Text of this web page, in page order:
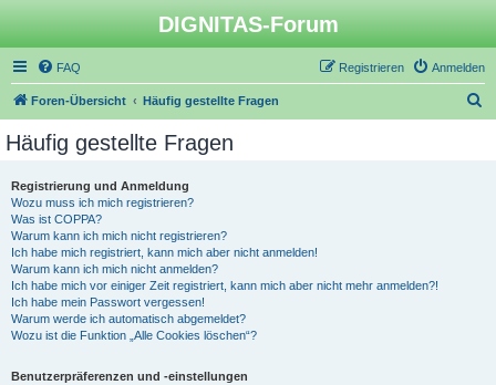
DIGNITAS-Forum
FAQ Anmelden
Registrieren
Foren-Übersicht Häufig gestellte Fragen
Häufig gestellte Fragen
Registrierung und Anmeldung
Wozu muss ich mich registrieren?
Was ist COPPA?
Warum kann ich mich nicht registrieren?
Ich habe mich registriert, kann mich aber nicht anmelden!
Warum kann ich mich nicht anmelden?
Ich habe mich vor einiger Zeit registriert, kann mich aber nicht mehr anmelden?!
Ich habe mein Passwort vergessen!
Warum werde ich automatisch abgemeldet?
Wozu ist die Funktion „Alle Cookies löschen“?
Benutzerpräferenzen und -einstellungen